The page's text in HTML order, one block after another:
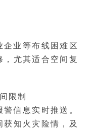
业等布线困难区
尤其适合空间复
限制
信息实时推送。
知火灾险情，及